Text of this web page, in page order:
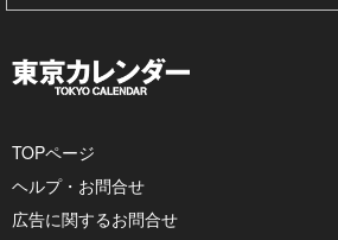
TOPページ
ヘルプ・お問合せ
広告に関するお問合せ